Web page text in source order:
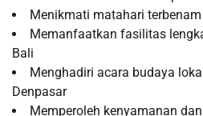
Menikmati matahari
Memanfaatkan fasilitas
Bali
Menghadiri acara budaya
Denpasar
Memperoleh kenyamanan